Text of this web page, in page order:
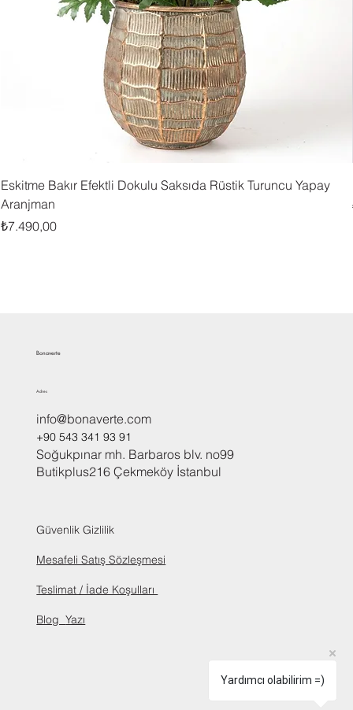
Eskitme Bakır Efektli Dokulu Saksıda Rüstik Turuncu Yapay
Aranjman
Fiyat
₺7.490,00
Bonaverte
Adres
info@bonaverte.com
+90 543 341 93 91
Soğukpınar mh. Barbaros blv. no99
Butikplus216 Çekmeköy İstanbul
Güvenlik Gizlilik
Mesafeli Satış Sözleşmesi
Teslimat / İade Koşulları
BlogYazı
Yardımcı olabilirim =)